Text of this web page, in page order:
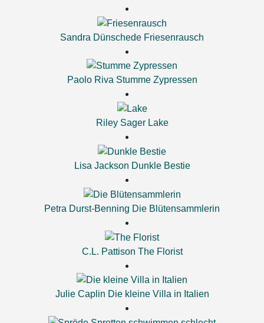
Sandra Dünschede Friesenrausch
Paolo Riva Stumme Zypressen
Riley Sager Lake
Lisa Jackson Dunkle Bestie
Petra Durst-Benning Die Blütensammlerin
C.L. Pattison The Florist
Julie Caplin Die kleine Villa in Italien